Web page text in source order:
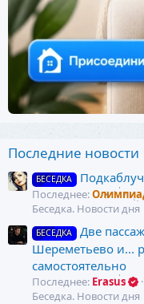
Последние новости
БЕСЕДКА
Последнее:
Беседка. Новости дня
БЕСЕДКА
Две
Шереметьево и...
самостоятельно
Последнее: Erasus
Беседка. Новости дня